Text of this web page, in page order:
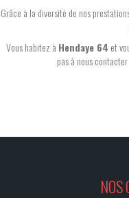
Grâce à la diversité de nos
Vous habitez à Hendaye 64 et
pas à nous
NOS